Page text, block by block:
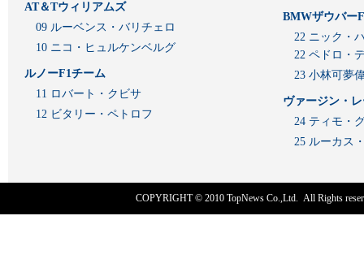
AT＆Tウィリアムズ
09 ルーベンス・バリチェロ
10 ニコ・ヒュルケンベルグ
ルノーF1チーム
11 ロバート・クビサ
12 ビタリー・ペトロフ
BMWザウバー
22 ニック・
22 ペドロ・
23 小林可夢
ヴァージン・
24 ティモ・
25 ルーカス
COPYRIGHT © 2010 TopNews Co.,Ltd. All Rights